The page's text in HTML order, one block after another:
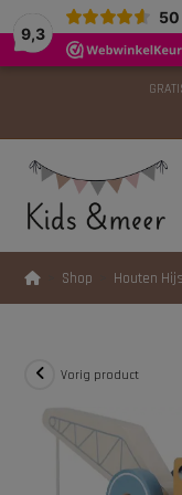
9,3
50
Shop Houten
Vorig product